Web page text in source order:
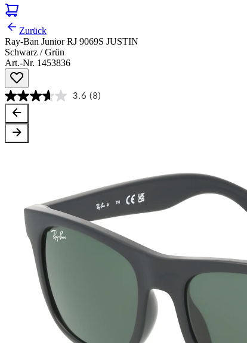
Zurück
Ray-Ban Junior RJ 9069S JUSTIN
Schwarz / Grün
Art.-Nr. 1453836
3.6 (8)